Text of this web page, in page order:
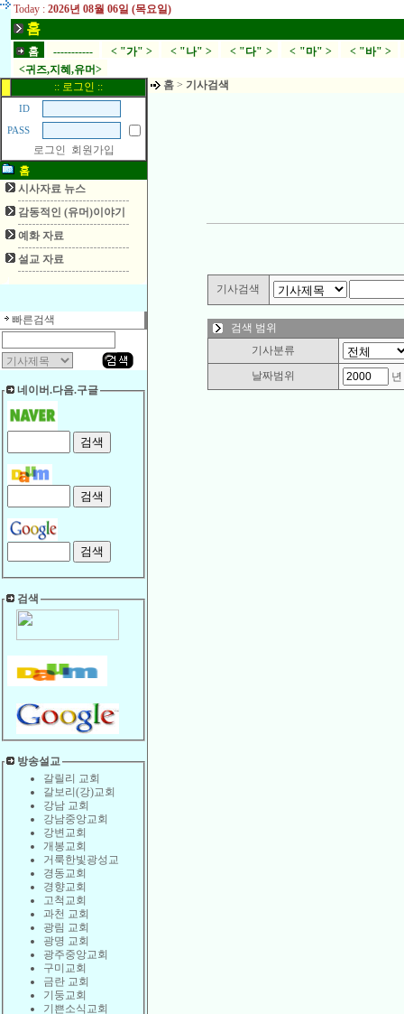
Today : 2026년 08월 06일 (목요일)
홈
홈 ----------- < "가" > < "나" > < "다" > < "마" > < "바" >
<귀즈,지혜,유머>
:: 로그인 ::
ID
PASS
로그인
회원가입
홈
시사자료 뉴스
감동적인 (유머)이야기
예화 자료
설교 자료
빠른검색
네이버.다음.구글
검색
방송설교
갈릴리 교회
갈보리(강)교회
강남 교회
강남중앙교회
강변교회
개봉교회
거룩한빛광성교
경동교회
경향교회
고척교회
과천 교회
광림 교회
광명 교회
광주중앙교회
구미교회
금란 교회
기둥교회
기쁜소식교회
홈 > 기사검색
기사검색
검색 범위
기사분류
날짜범위